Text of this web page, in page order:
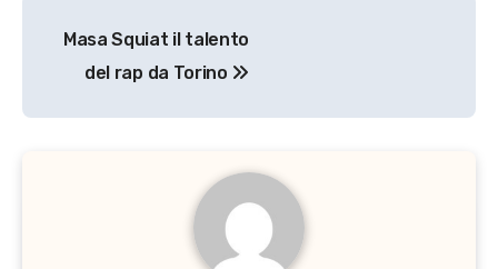
articoli
Masa Squiat il talento
del rap da Torino